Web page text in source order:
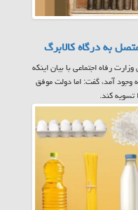
به درگاه کالابرگ
رفاه اجتماعی با بیان اینکه
آمد، گفت: اما دولت موفق